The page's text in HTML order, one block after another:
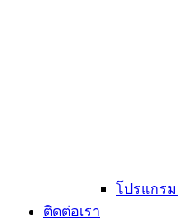
โปรแกร
ติดต่อเรา